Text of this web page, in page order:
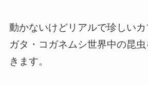
動かないけどリアルで珍しい
ガタ・コガネムシ世界中の昆
きます。